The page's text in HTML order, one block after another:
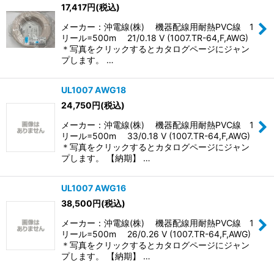
17,417円(税込)
メーカー：沖電線(株) 機器配線用耐熱PVC線 1
リール=500m 21/0.18 V (1007.TR-64,F,AWG)
＊写真をクリックするとカタログページにジャン
プします。 …
UL1007 AWG18
24,750円(税込)
メーカー：沖電線(株) 機器配線用耐熱PVC線 1
リール=500m 33/0.18 V (1007.TR-64,F,AWG)
＊写真をクリックするとカタログページにジャン
プします。 【納期】 …
UL1007 AWG16
38,500円(税込)
メーカー：沖電線(株) 機器配線用耐熱PVC線 1
リール=500m 26/0.26 V (1007.TR-64,F,AWG)
＊写真をクリックするとカタログページにジャン
プします。 【納期】 …